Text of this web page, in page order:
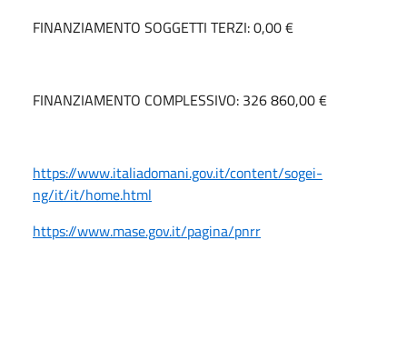
FINANZIAMENTO SOGGETTI TERZI: 0,00 €
FINANZIAMENTO COMPLESSIVO: 326 860,00 €
https://www.italiadomani.gov.it/content/sogei-
ng/it/it/home.html
https://www.mase.gov.it/pagina/pnrr